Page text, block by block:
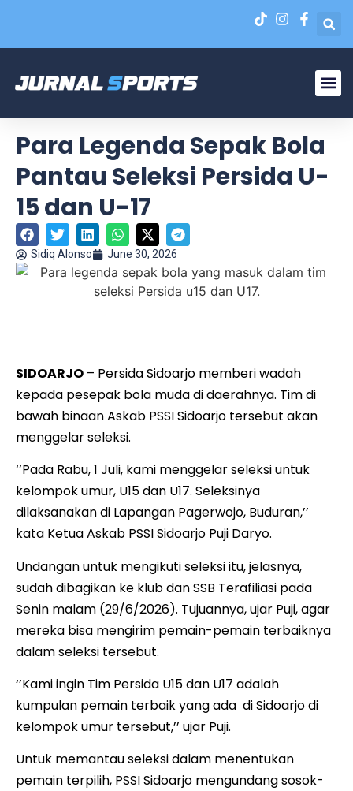
Para Legenda Sepak Bola
Pantau Seleksi Persida U-
15 dan U-17
Sidiq Alonso June 30, 2026
SIDOARJO – Persida Sidoarjo memberi wadah
kepada pesepak bola muda di daerahnya. Tim di
bawah binaan Askab PSSI Sidoarjo tersebut akan
menggelar seleksi.
‘’Pada Rabu, 1 Juli, kami menggelar seleksi untuk
kelompok umur, U15 dan U17. Seleksinya
dilaksanakan di Lapangan Pagerwojo, Buduran,’’
kata Ketua Askab PSSI Sidoarjo Puji Daryo.
Undangan untuk mengikuti seleksi itu, jelasnya,
sudah dibagikan ke klub dan SSB Terafiliasi pada
Senin malam (29/6/2026). Tujuannya, ujar Puji, agar
mereka bisa mengirim pemain-pemain terbaiknya
dalam seleksi tersebut.
‘’Kami ingin Tim Persida U15 dan U17 adalah
kumpulan pemain terbaik yang ada di Sidoarjo di
kelompok umur tersebut,’’ ujar Puji.
Untuk memantau seleksi dalam menentukan
pemain terpilih, PSSI Sidoarjo mengundang sosok-